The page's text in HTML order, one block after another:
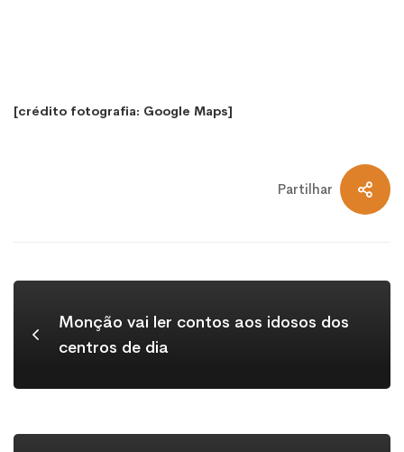
[crédito fotografia: Google Maps]
Partilhar
Monção vai ler contos aos idosos dos
centros de dia